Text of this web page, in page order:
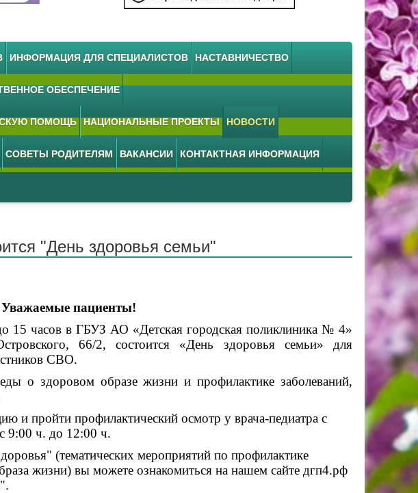
ИНФОРМАЦИЯ ДЛЯ СПЕЦИАЛИСТОВ НАСТАВНИЧЕСТВО
ОБЕСПЕЧЕНИЕ
ПОМОЩЬ НАЦИОНАЛЬНЫЕ ПРОЕКТЫ НОВОСТИ
СОВЕТЫ РОДИТЕЛЯМ ВАКАНСИИ КОНТАКТНАЯ ИНФОРМАЦИЯ
"День здоровья семьи"
Уважаемые пациенты!
15 часов в ГБУЗ АО «Детская городская поликлиника № 4»
66/2, состоится «День здоровья семьи» для
СВО.
о здоровом образе жизни и профилактике заболеваний,
и пройти профилактический осмотр у врача-педиатра с
9:00 ч. до 12:00 ч.
(тематических мероприятий по профилактике
жизни) вы можете ознакомиться на нашем сайте дгп4.рф